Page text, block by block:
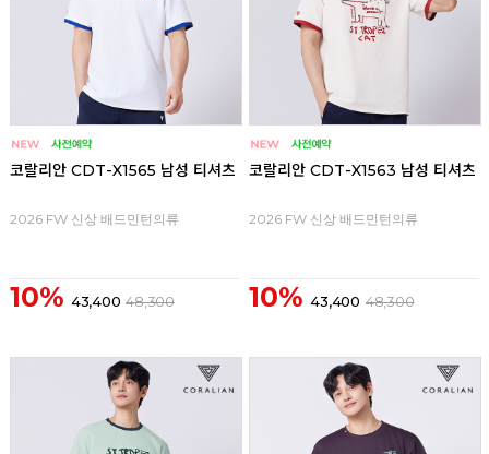
코랄리안 CDT-X1565 남성 티셔츠
2026 FW 신상 배드민턴의류
10% 43,400 48,300
코랄리안 CDT-X1563 남성 티셔츠
2026 FW 신상 배드민턴의류
10% 43,400 48,300